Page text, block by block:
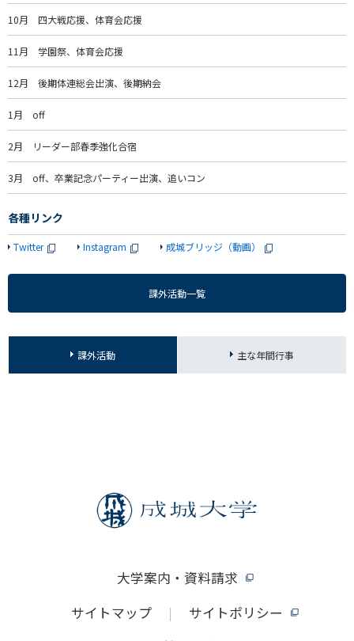
10月 四大戦応援、体育会応援
11月 学園祭、体育会応援
12月 後期体連総会出演、後期納会
1月 off
2月 リーダー部春季強化合宿
3月 off、卒業記念パーティー出演、追いコン
各種リンク
Twitter Instagram 成城ブリッジ（動画）
課外活動一覧
課外活動 主な年間行事
大学案内・資料請求
サイトマップ
サイトポリシー